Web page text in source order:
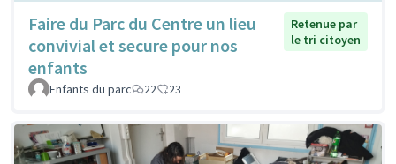
Faire du Parc du Centre un lieu
convivial et secure pour nos
enfants
Retenue par
le tri citoyen
Enfants du parc 22 23